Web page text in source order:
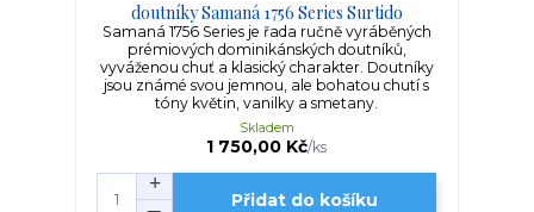
doutníky Samaná 1756 Series Surtido
Samaná 1756 Series je řada ručně vyráběných
prémiových dominikánských doutníků,
vyváženou chuť a klasický charakter. Doutníky
jsou známé svou jemnou, ale bohatou chutí s
tóny květin, vanilky a smetany.
1 750,00 Kč/ks
Skladem
Přidat do košíku